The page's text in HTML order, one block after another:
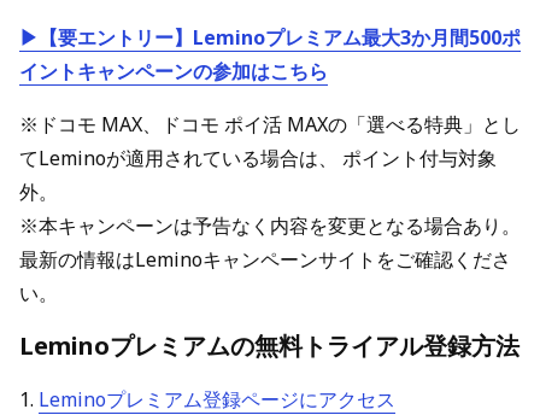
▶【要エントリー】Leminoプレミアム最大3か月間500ポ
イントキャンペーンの参加はこちら
※ドコモ MAX、ドコモ ポイ活 MAXの「選べる特典」とし
てLeminoが適用されている場合は、 ポイント付与対象
外。
※本キャンペーンは予告なく内容を変更となる場合あり。
最新の情報はLeminoキャンペーンサイトをご確認くださ
い。
Leminoプレミアムの無料トライアル登録方法
1. Leminoプレミアム登録ページにアクセス